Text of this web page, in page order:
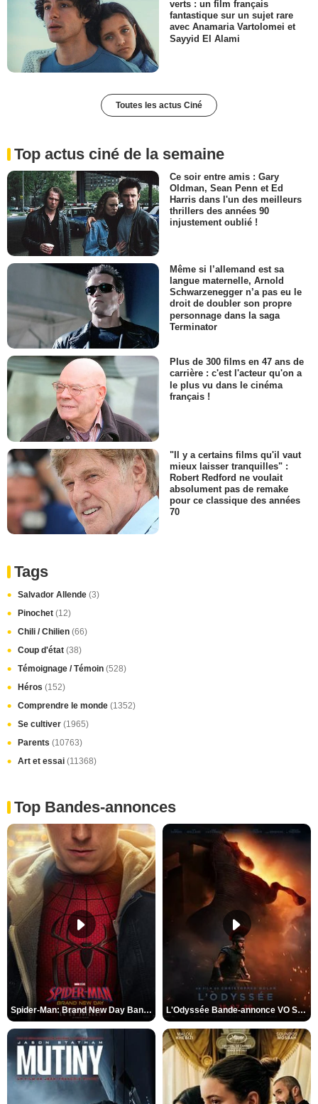
verts : un film français
fantastique sur un sujet rare
avec Anamaria Vartolomei et
Sayyid El Alami
Toutes les actus Ciné
Top actus ciné de la semaine
Ce soir entre amis : Gary
Oldman, Sean Penn et Ed
Harris dans l'un des meilleurs
thrillers des années 90
injustement oublié !
Même si l’allemand est sa
langue maternelle, Arnold
Schwarzenegger n’a pas eu le
droit de doubler son propre
personnage dans la saga
Terminator
Plus de 300 films en 47 ans de
carrière : c'est l'acteur qu'on a
le plus vu dans le cinéma
français !
"Il y a certains films qu'il vaut
mieux laisser tranquilles" :
Robert Redford ne voulait
absolument pas de remake
pour ce classique des années
70
Tags
Salvador Allende (3)
Pinochet (12)
Chili / Chilien (66)
Coup d'état (38)
Témoignage / Témoin (528)
Héros (152)
Comprendre le monde (1352)
Se cultiver (1965)
Parents (10763)
Art et essai (11368)
Top Bandes-annonces
Spider-Man: Brand New Day Bande-annonce VO STFR L'Odyssée Bande-annonce VO STFR